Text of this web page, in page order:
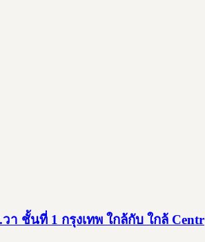
า ชั้นที่ 1 กรุงเทพ ใกล้กับ ใกล้ Centr